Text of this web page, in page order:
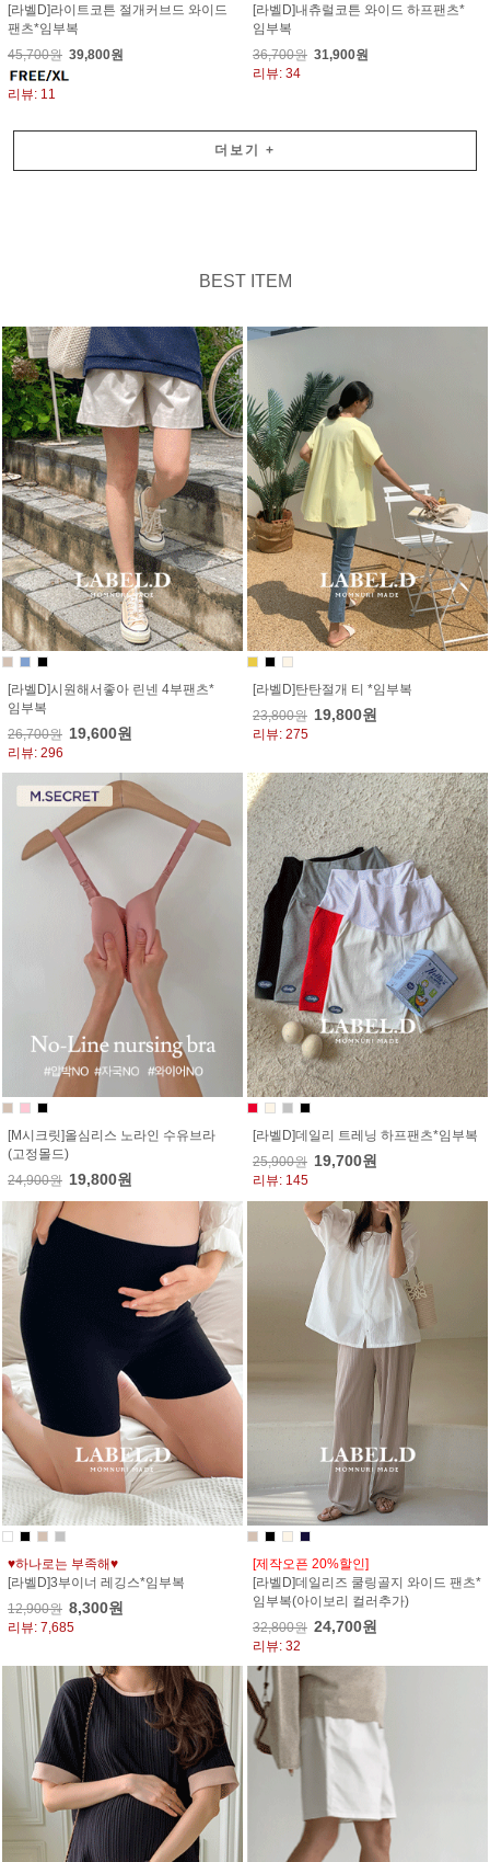
[라벨D]라이트코튼 절개커브드 와이드
팬츠*임부복
45,700원 39,800원
리뷰: 11
[라벨D]내츄럴코튼 와이드 하프팬츠*
임부복
36,700원 31,900원
리뷰: 34
더보기 +
BEST ITEM
[라벨D]시원해서좋아 린넨 4부팬츠*
임부복
26,700원 19,600원
리뷰: 296
[라벨D]탄탄절개 티 *임부복
23,800원 19,800원
리뷰: 275
[M시크릿]올심리스 노라인 수유브라
(고정몰드)
24,900원 19,800원
[라벨D]데일리 트레닝 하프팬츠*임부복
25,900원 19,700원
리뷰: 145
♥하나로는 부족해♥
[라벨D]3부이너 레깅스*임부복
12,900원 8,300원
리뷰: 7,685
[제작오픈 20%할인]
[라벨D]데일리즈 쿨링골지 와이드 팬츠*
임부복(아이보리 컬러추가)
32,800원 24,700원
리뷰: 32